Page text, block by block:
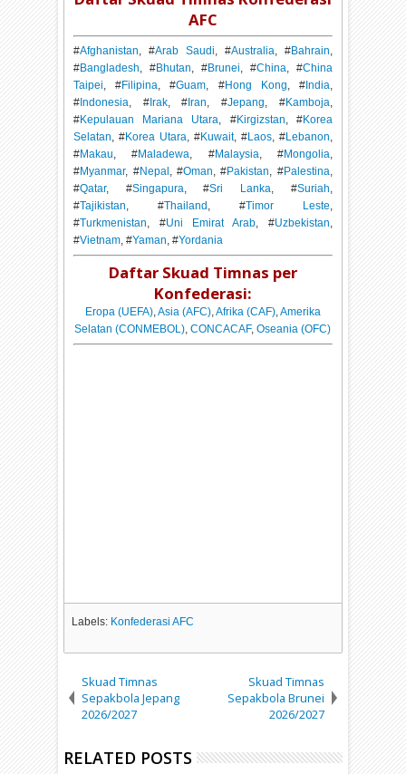
AFC
#Afghanistan , #Arab Saudi , #Australia , #Bahrain
#Bangladesh , #Bhutan , #Brunei , #China , #China
Taipei , #Filipina , #Guam , #Hong Kong , #India
#Indonesia , #Irak, #Iran , #Jepang , #Kamboja
#Kepulauan Mariana Utara , #Kirgizstan , #Korea
Selatan , #Korea Utara , #Kuwait, #Laos, #Lebanon
#Makau , #Maladewa , #Malaysia , #Mongolia
#Myanmar, #Nepal , #Oman , #Pakistan , #Palestina
#Qatar, #Singapura , #Sri Lanka , #Suriah
#Tajikistan , #Thailand , #Timor Leste
#Turkmenistan , #Uni Emirat Arab , #Uzbekistan
#Vietnam , #Yaman , #Yordania
Daftar Skuad Timnas per
Konfederasi:
Eropa (UEFA), Asia (AFC), Afrika (CAF), Amerika
Selatan (CONMEBOL) ,CONCACAF,Oseania (OFC)
Labels: Konfederasi AFC
Skuad Timnas
Sepakbola Jepang
2026/2027
Skuad Timnas
Sepakbola Brunei
2026/2027
RELATED POSTS